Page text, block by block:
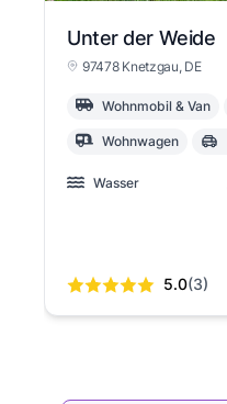
Unter der Weide
97478 Knetzgau, DE
Wohnmobil & Van
Wohnwagen
Wasser
5.0(3)